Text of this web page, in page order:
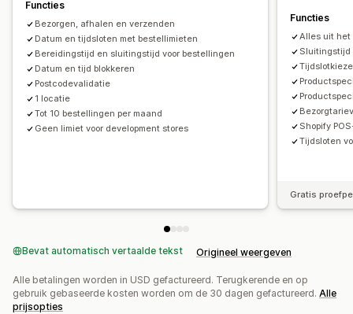
Tracking in realtime
E-mailmeldingen
Aanpassing
Kalenderwidget Aangepaste CSS
Functies
Bezorgen, afhalen en verzenden
Datum en tijdsloten met bestellimieten
Bereidingstijd en sluitingstijd voor bestellingen
Datum en tijd blokkeren
Postcodevalidatie
1 locatie
Tot 10 bestellingen per maand
Geen limiet voor development stores
Functies
Alles uit het
Sluitingstijd
Shopify
Tijdsloten
Gratis
Bevat automatisch vertaalde tekst Origineel weergeven
Alle betalingen worden in USD gefactureerd. Terugkerende en op
gebruik gebaseerde kosten worden om de 30 dagen gefactureerd. Alle
prijsopties